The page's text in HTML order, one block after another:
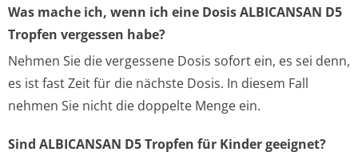
Was mache ich, wenn ich eine Dosis ALBICANSAN D5
Tropfen vergessen habe?
Nehmen Sie die vergessene Dosis sofort ein, es sei denn,
es ist fast Zeit für die nächste Dosis. In diesem Fall
nehmen Sie nicht die doppelte Menge ein.
Sind ALBICANSAN D5 Tropfen für Kinder geeignet?